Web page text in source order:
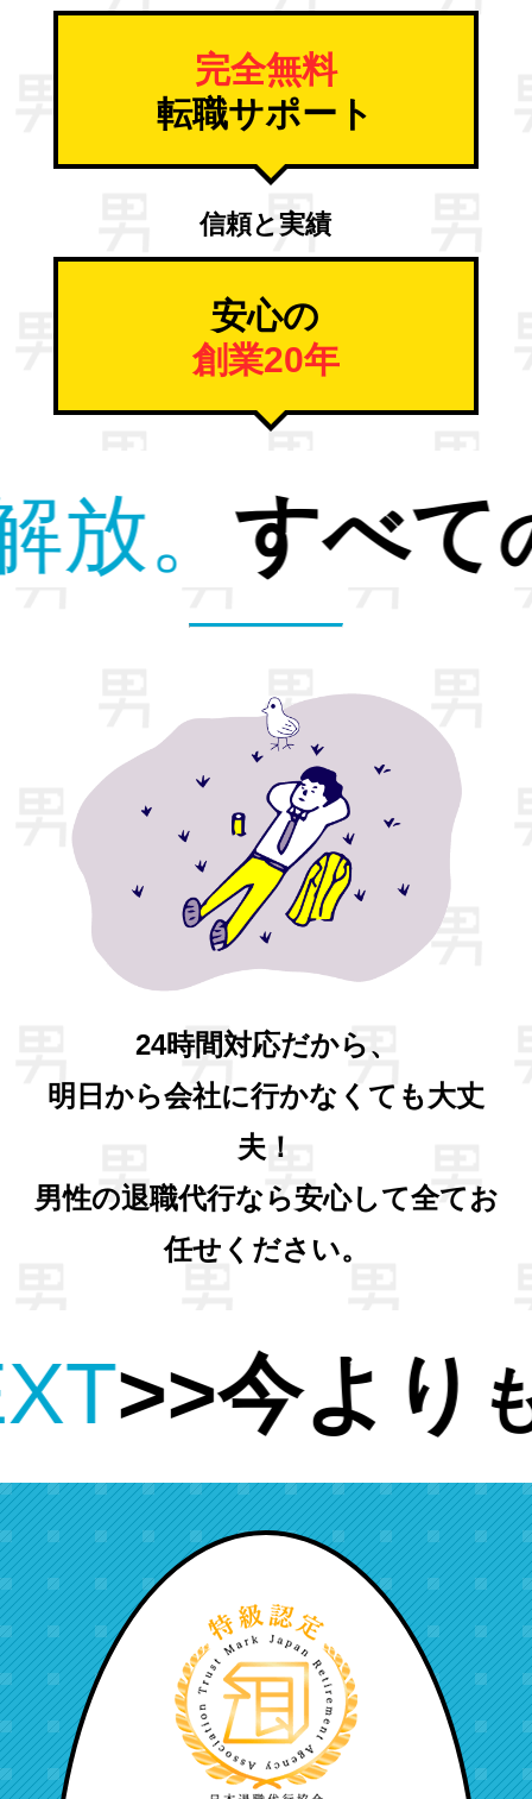
完全無料
転職サポート
信頼と実績
安心の
創業20年
ストレス
24時間対応だから、
明日から会社に行かなくても大丈
夫！
男性の退職代行なら安心して全てお
任せください。
条件の仕事